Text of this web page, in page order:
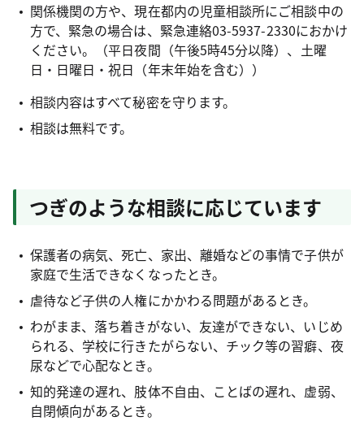
関係機関の方や、現在都内の児童相談所にご相談中の
方で、緊急の場合は、緊急連絡03-5937-2330におかけ
ください。（平日夜間（午後5時45分以降）、土曜
日・日曜日・祝日（年末年始を含む））
相談内容はすべて秘密を守ります。
相談は無料です。
つぎのような相談に応じています
保護者の病気、死亡、家出、離婚などの事情で子供が
家庭で生活できなくなったとき。
虐待など子供の人権にかかわる問題があるとき。
わがまま、落ち着きがない、友達ができない、いじめ
られる、学校に行きたがらない、チック等の習癖、夜
尿などで心配なとき。
知的発達の遅れ、肢体不自由、ことばの遅れ、虚弱、
自閉傾向があるとき。